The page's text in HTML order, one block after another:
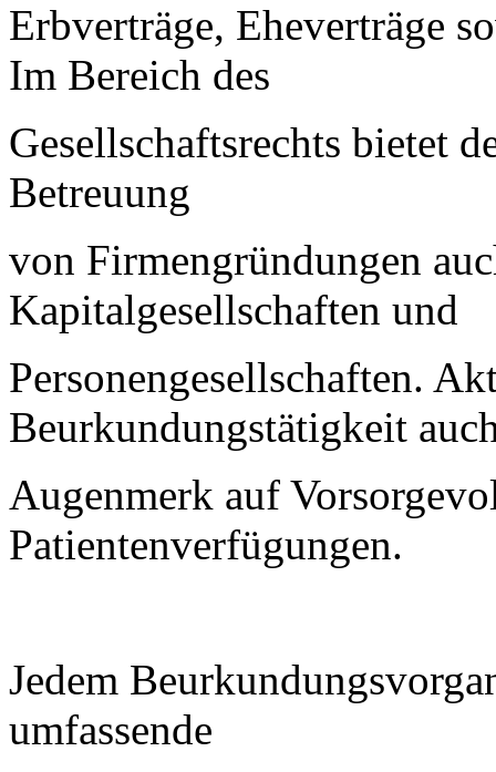
Erbverträge, Eheverträge
Im Bereich des
Gesellschaftsrechts bietet
Betreuung
von Firmengründungen
Kapitalgesellschaften und
Personengesellschaften.
Beurkundungstätigkeit
Augenmerk auf
Patientenverfügungen.
Jedem
umfassende